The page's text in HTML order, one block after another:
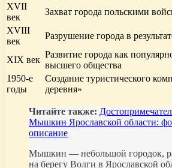
XVII
век
Захват города польскими
XVIII
век
Разрушение города в
XIX век
Развитие города как
высшего общества
1950-е
годы
Создание туристического
деревня»
Читайте также:
Мышкин Ярославской области:
описание
Мышкин — небольшой городок,
на берегу Волги в Ярославской